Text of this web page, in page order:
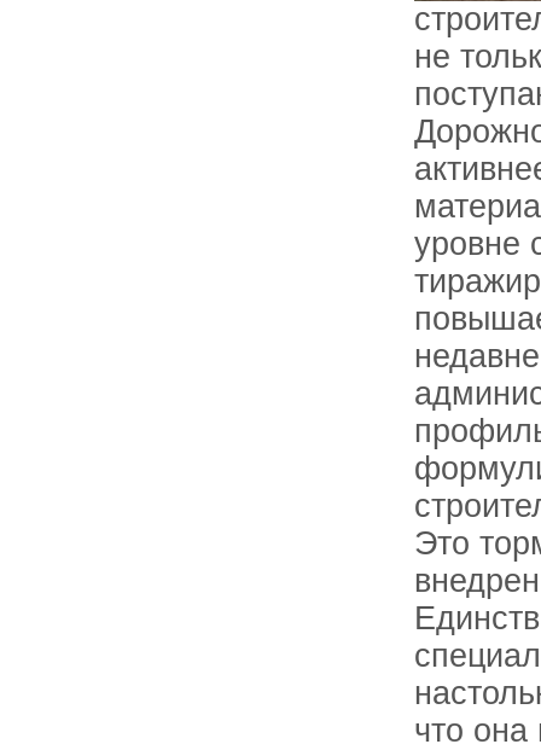
не
уровне
Это
что